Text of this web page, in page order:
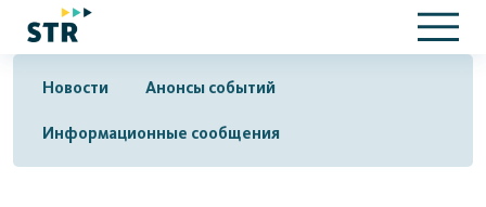
Новости Анонсы событий
Информационные сообщения